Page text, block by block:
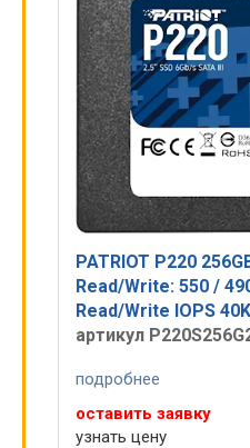
PATRIOT P220
Read/Write: 550 /
Read/Write IOPS
артикул
подробнее
оставить заявку
узнать цену